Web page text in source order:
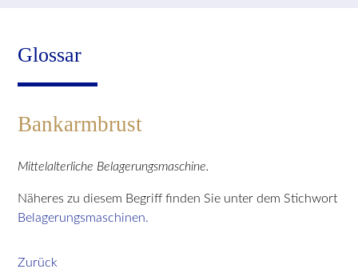
Glossar
Bankarmbrust
Mittelalterliche Belagerungsmaschine.
Näheres zu diesem Begriff finden Sie unter dem Stichwort
Belagerungsmaschinen.
Zurück